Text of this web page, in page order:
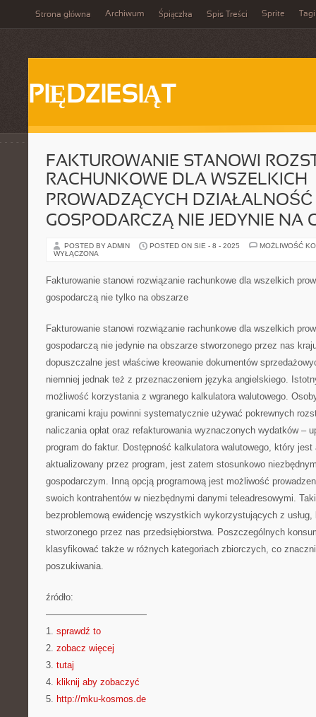
Strona główna Archiwum Śpiączka Spis Treści Sprite Tagi
PIĘDZIESIĄT
FAKTUROWANIE STANOWI
RACHUNKOWE DLA WSZELKICH
PROWADZĄCYCH DZIAŁALNOŚĆ
GOSPODARCZĄ NIE JEDYNIE NA
POSTED BY ADMIN POSTED ON SIE - 8 - 2025
MOŻLIWOŚĆ
WYŁĄCZONA
Fakturowanie stanowi rozwiązanie rachunkowe dla wszelkich
gospodarczą nie tylko na obszarze
Fakturowanie stanowi rozwiązanie rachunkowe dla wszelkich
gospodarczą nie jedynie na obszarze stworzonego przez nas
dopuszczalne jest właściwe kreowanie dokumentów
niemniej jednak też z przeznaczeniem języka angielskiego.
możliwość korzystania z wgranego kalkulatora walutowego.
granicami kraju powinni systematycznie używać pokrewnych
naliczania opłat oraz refakturowania wyznaczonych wydatków –
program do faktur. Dostępność kalkulatora walutowego, który
aktualizowany przez program, jest zatem stosunkowo
gospodarczym. Inną opcją programową jest możliwość
swoich kontrahentów w niezbędnymi danymi teleadresowymi.
bezproblemową ewidencję wszystkich wykorzystujących z
stworzonego przez nas przedsiębiorstwa. Poszczególnych
klasyfikować także w różnych kategoriach zbiorczych, co
poszukiwania.
źródło:
———————————
1. sprawdź to
2. zobacz więcej
3. tutaj
4. kliknij aby zobaczyć
5. http://mku-kosmos.de